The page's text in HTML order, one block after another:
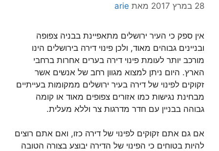
28 במרץ 2017 מאת arie
אין ספק כי העיר ירושלים מתאפיינת בבניה צפופה
ובניינים גבוהים מאוד, ולכן פינוי דירה בירושלים הינו
מורכב יותר לעומת פינוי דירה בערים אחרות ברחבי
הארץ. היום ניתן למצוא מגוון רחב של אנשים אשר
זקוקים לפינוי של דירה בעיר ירושלים ממקומות בעייתיים
מבחינת נגישות כמו אזורים צפופים מאוד או קומה
גבוהה בבניין עם חדר מדרגות צר וללא מעלית.
אם גם אתם זקוקים לפינוי של דירה כזו, ואם אתם רוצים
להיות בטוחים כי הפינוי של הדירה יבוצע בצורה הטובה